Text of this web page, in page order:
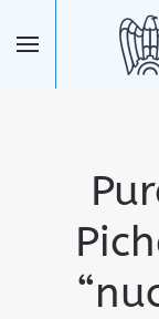
Skip to